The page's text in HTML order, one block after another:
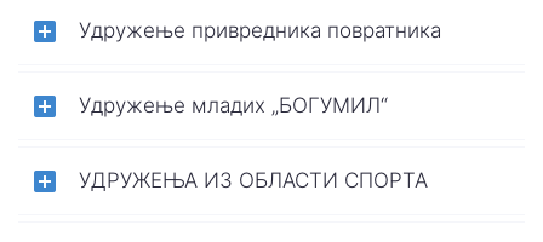
Удружење привредника повратника
Удружење младих „БОГУМИЛ“
УДРУЖЕЊА ИЗ ОБЛАСТИ СПОРТА